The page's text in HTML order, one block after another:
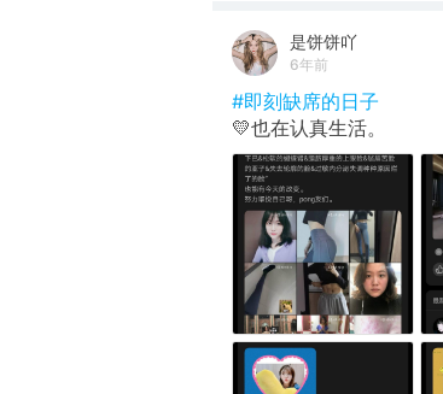
是饼饼吖
6年前
#即刻缺席的日子
💛也在认真生活。